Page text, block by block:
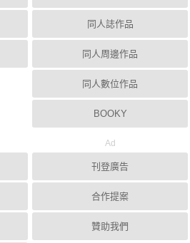
同人誌作品
同人周邊作品
同人數位作品
BOOKY
Ad
刊登廣告
合作提案
贊助我們